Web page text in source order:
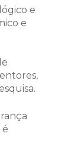
e
e
é